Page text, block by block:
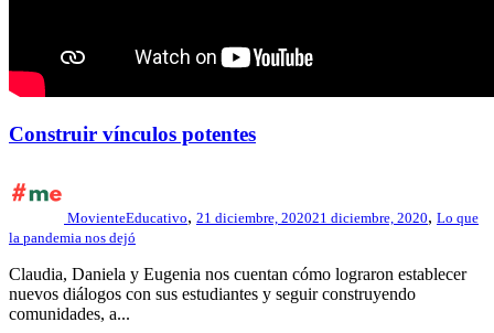
Construir vínculos potentes
MovienteEducativo, 21 diciembre, 202021 diciembre, 2020, Lo que
la pandemia nos dejó
Claudia, Daniela y Eugenia nos cuentan cómo lograron establecer
nuevos diálogos con sus estudiantes y seguir construyendo
comunidades, a...